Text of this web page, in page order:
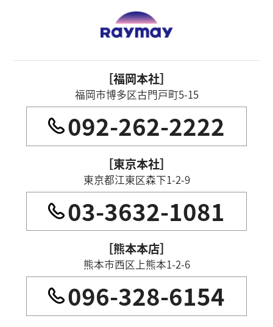
［福岡本社］
福岡市博多区古門戸町5-15
092-262-2222
［東京本社］
東京都江東区森下1-2-9
03-3632-1081
［熊本本店］
熊本市西区上熊本1-2-6
096-328-6154